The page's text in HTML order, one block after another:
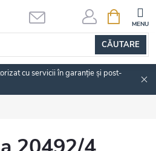
CĂUTARE
DE
cu servicii în garanție și post-